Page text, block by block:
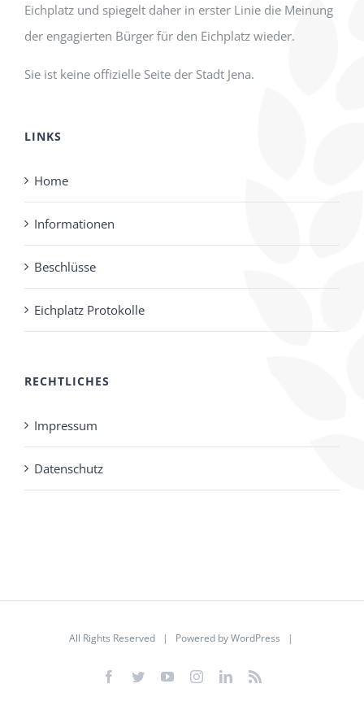
Eichplatz und spiegelt daher in erster Linie die Meinung
der engagierten Bürger für den Eichplatz wieder.
Sie ist keine offizielle Seite der Stadt Jena.
LINKS
Home
Informationen
Beschlüsse
Eichplatz Protokolle
RECHTLICHES
Impressum
Datenschutz
All Rights Reserved | Powered byWordPress |
Facebook
TwitterYouTubeInstagramLinkedIn